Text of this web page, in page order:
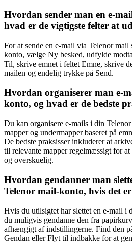
Hvordan sender man en e-
hvad er de vigtigste felter at
For at sende en e-mail via Telenor
konto, vælge Ny besked, udfylde
Til, skrive emnet i feltet Emne, skrive
mailen og endelig trykke på Send.
Hvordan organiserer man e-
konto, og hvad er de bedste
Du kan organisere e-mails i din
mapper og undermapper baseret på
De bedste praksisser inkluderer at
til relevante mapper regelmæssigt for
og overskuelig.
Hvordan gendanner man
Telenor mail-konto, hvis det
Hvis du utilsigtet har slettet en e-mail i
du muligvis gendanne den fra
afhængigt af indstillingerne. Find den
Gendan eller Flyt til indbakke for at